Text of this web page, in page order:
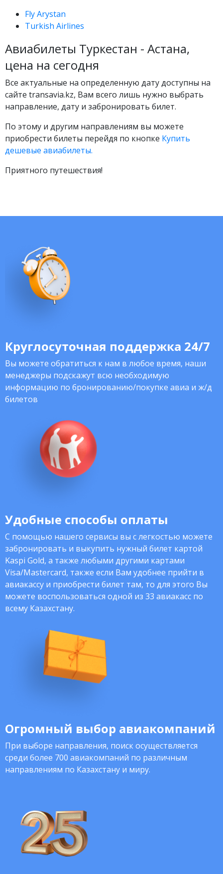
Fly Arystan
Turkish Airlines
Авиабилеты Туркестан - Астана,
цена на сегодня
Все актуальные на определенную дату доступны на
сайте transavia.kz, Вам всего лишь нужно выбрать
направление, дату и забронировать билет.
По этому и другим направлениям вы можете
приобрести билеты перейдя по кнопке Купить
дешевые авиабилеты.
Приятного путешествия!
Круглосуточная поддержка 24/7
Вы можете обратиться к нам в любое время, наши
менеджеры подскажут всю необходимую
информацию по бронированию/покупке авиа и ж/д
билетов
Удобные способы оплаты
С помощью нашего сервисы вы с легкостью можете
забронировать и выкупить нужный билет картой
Kaspi Gold, а также любыми другими картами
Visa/Mastercard, также если Вам удобнее прийти в
авиакассу и приобрести билет там, то для этого Вы
можете воспользоваться одной из 33 авиакасс по
всему Казахстану.
Огромный выбор авиакомпаний
При выборе направления, поиск осуществляется
среди более 700 авиакомпаний по различным
направлениям по Казахстану и миру.